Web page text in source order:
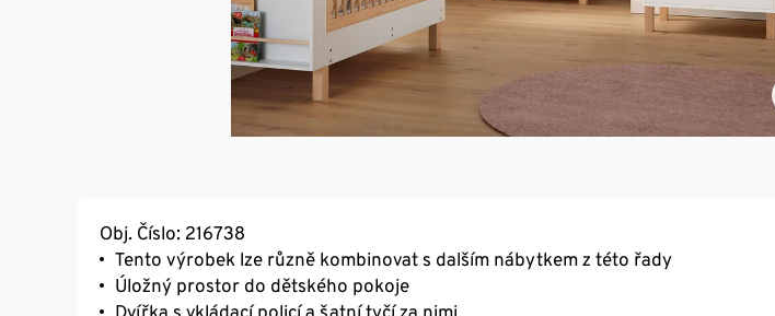
Obj. Číslo: 216738
Tento výrobek lze různě kombinovat s dalším nábytkem z této řady
Úložný prostor do dětského pokoje
Dvířka s vkládací policí a šatní tyčí za nimi